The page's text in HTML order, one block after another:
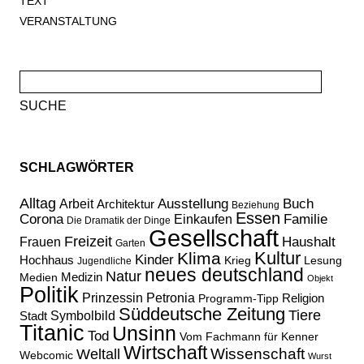
VERANSTALTUNG
nach:
SCHLAGWÖRTER
Alltag Arbeit Architektur Ausstellung Beziehung Buch
Corona Die Dramatik der Dinge Einkaufen Essen Familie
Frauen Freizeit Garten Gesellschaft Haushalt
Hochhaus Jugendliche Kinder Klima Krieg Kultur Lesung
Medien Medizin Natur neues deutschland Objekt
Politik Prinzessin Petronia Programm-Tipp Religion
Stadt Symbolbild Süddeutsche Zeitung Tiere
Titanic Tod Unsinn Vom Fachmann für Kenner
Webcomic Weltall WirtschaftWissenschaft Wurst